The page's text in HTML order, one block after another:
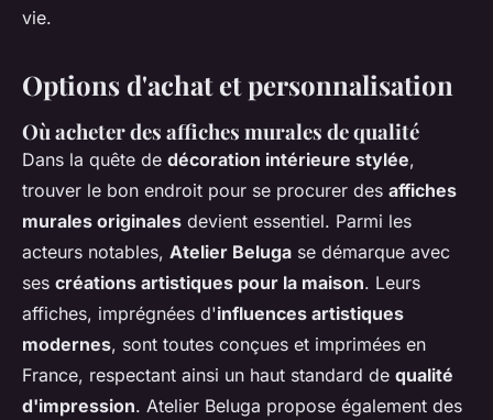
vie.
Options d'achat et personnalisation
Où acheter des affiches murales de qualité
Dans la quête de décoration intérieure stylée,
trouver le bon endroit pour se procurer des affiches
murales originales devient essentiel. Parmi les
acteurs notables, Atelier Beluga se démarque avec
ses créations artistiques pour la maison. Leurs
affiches, imprégnées d'influences artistiques
modernes, sont toutes conçues et imprimées en
France, respectant ainsi un haut standard de qualité
d'impression. Atelier Beluga propose également des